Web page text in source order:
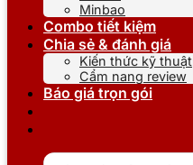
Minbao
Combo tiết kiệm
Chia sẻ & đánh giá
Kiến thức kỹ thuật
Cẩm nang review
Báo giá trọn gói